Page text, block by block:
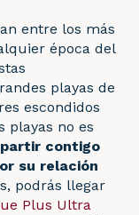
entre los más
época del
playas de
escondidos
playas no es
contigo
su relación
podrás llegar
Plus Ultra